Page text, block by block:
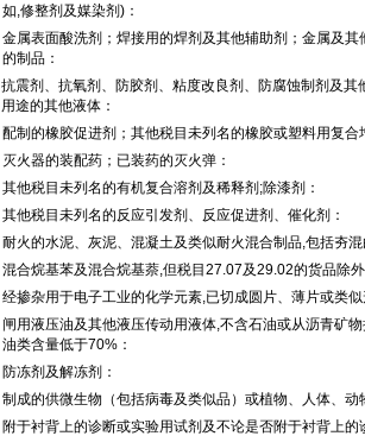
如,修整剂及媒染剂)：
金属表面酸洗剂；焊接用的焊剂及其他辅助剂；金属及
的制品：
抗震剂、抗氧剂、防胶剂、粘度改良剂、防腐蚀制剂及
用途的其他液体：
配制的橡胶促进剂；其他税目未列名的橡胶或塑料用复
灭火器的装配药；已装药的灭火弹：
其他税目未列名的有机复合溶剂及稀释剂;除漆剂：
其他税目未列名的反应引发剂、反应促进剂、催化剂：
耐火的水泥、灰泥、混凝土及类似耐火混合制品,包括夯
混合烷基苯及混合烷基萘,但税目27.07及29.02的货品除
经掺杂用于电子工业的化学元素,已切成圆片、薄片或类
闸用液压油及其他液压传动用液体,不含石油或从沥青矿
油类含量低于70%：
防冻剂及解冻剂：
制成的供微生物（包括病毒及类似品）或植物、人体、
附于衬背上的诊断或实验用试剂及不论是否附于衬背上